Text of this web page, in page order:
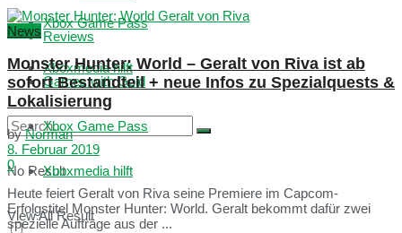
Xbox Game Pass
Xboxmedia hilft
No Result
View All Result
Reviews
Games with Gold
Xbox Game Pass
Xboxmedia hilft
News
Monster Hunter: World – Geralt von Riva ist ab
sofort Bestandteil + neue Infos zu Spezialquests &
Lokalisierung
by Norman
8. Februar 2019
0
Heute feiert Geralt von Riva seine Premiere im Capcom-
Erfolgstitel Monster Hunter: World. Geralt bekommt dafür zwei
spezielle Aufträge aus der ...